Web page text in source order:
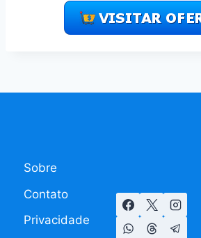
Sobre
Contato
Privacidade